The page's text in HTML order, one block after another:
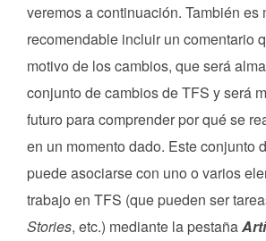
veremos a continuación. También es
recomendable incluir un comentario
motivo de los cambios, que será
conjunto de cambios de TFS y será
futuro para comprender por qué se
en un momento dado. Este conjunto
puede asociarse con uno o varios
trabajo en TFS (que pueden ser
Stories, etc.) mediante la pestaña